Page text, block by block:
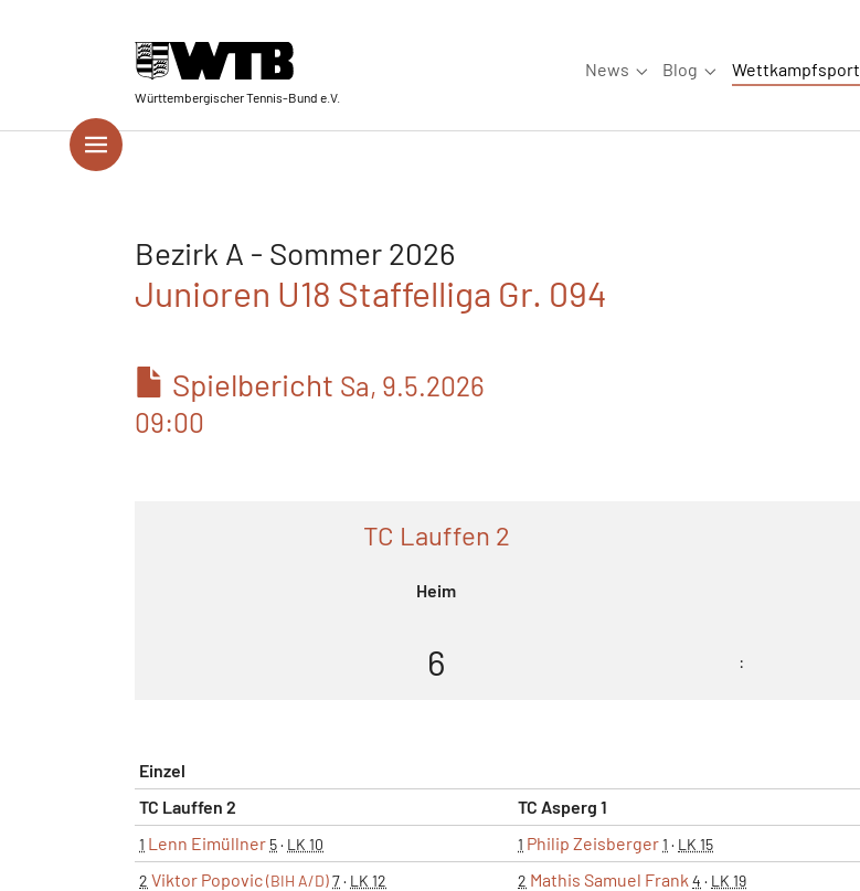
Württembergischer Tennis-Bund e.V.
News
Submenu for "News"
Blog
Submenu for "Blog"
Wettkampfsport
Bezirk A - Sommer 2026
Junioren U18 Staffelliga Gr. 094
Spielbericht Sa, 9.5.2026
09:00
TC Lauffen 2
Heim
6 :
Einzel
TC Lauffen 2
TC Asperg 1
1 Lenn Eimüllner 5· LK 10 1 Philip Zeisberger1 · LK 15
2 Viktor Popovic(BIH A/D)7· LK 12 2 Mathis Samuel Frank 4 · LK 19